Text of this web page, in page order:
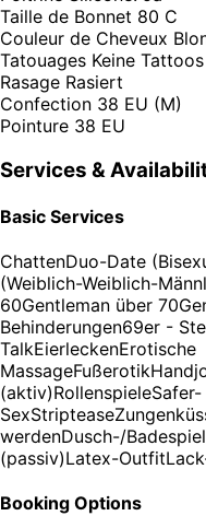
Taille de Bonnet 80 C
Couleur de Cheveux
Tatouages Keine Tattoos
Rasage Rasiert
Confection 38 EU (M)
Pointure 38 EU
Services &
Basic Services
ChattenDuo-Date
(Weiblich-Weiblich-
60Gentleman über 70
Behinderungen69er -
TalkEierleckenErotische
MassageFußerotik
(aktiv)RollenspieleSafer-
SexStriptease
werdenDusch-/
(passiv)Latex-Outfit
Booking Options